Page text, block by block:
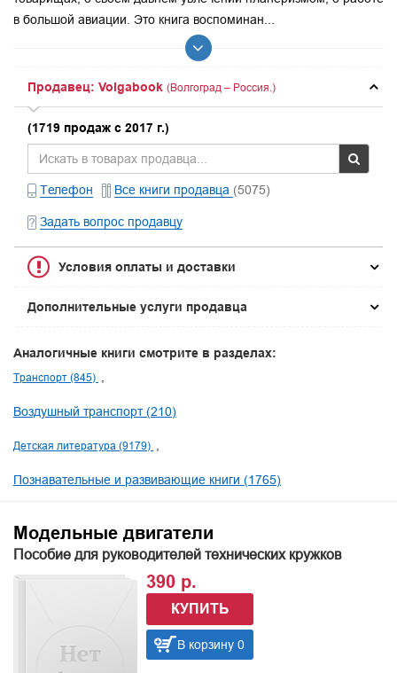
в большой авиации. Это книга воспоминан...
Продавец: Volgabook (Волгоград – Россия.)
(1719 продаж с 2017 г.)
Телефон Все книги продавца (5075)
Задать вопрос продавцу
Условия оплаты и доставки
Дополнительные услуги продавца
Аналогичные книги смотрите в разделах:
Транспорт (845)
Воздушный транспорт (210)
Детская литература (9179)
Познавательные и развивающие книги (1765)
Модельные двигатели
Пособие для руководителей технических кружков
390 р.
КУПИТЬ
В корзину 0